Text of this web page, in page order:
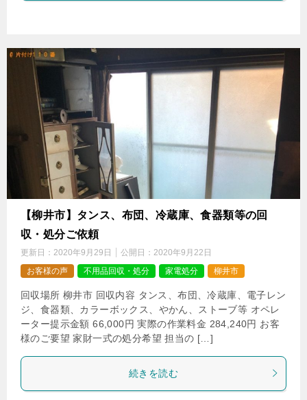
【柳井市】タンス、布団、冷蔵庫、食器類等の回
収・処分ご依頼
更新日： 2020年9月29日 公開日： 2020年9月22日
お客様の声
不用品回収・処分 家電処分 柳井市
回収場所 柳井市 回収内容 タンス、布団、冷蔵庫、電子レン
ジ、食器類、カラーボックス、やかん、ストーブ等 オペレ
ーター提示金額 66,000円 実際の作業料金 284,240円 お客
様のご要望 家財一式の処分希望 担当の […]
続きを読む